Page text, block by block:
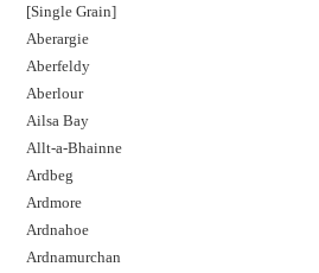
[Single Grain]
Aberargie
Aberfeldy
Aberlour
Ailsa Bay
Allt-a-Bhainne
Ardbeg
Ardmore
Ardnahoe
Ardnamurchan